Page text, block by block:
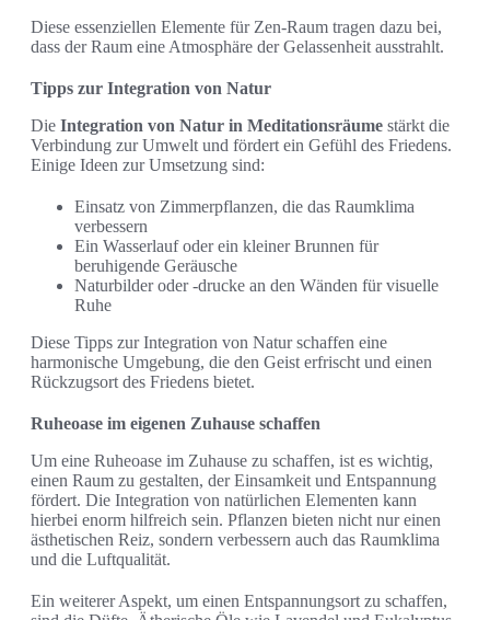
Diese essenziellen Elemente für Zen-Raum tragen dazu bei,
dass der Raum eine Atmosphäre der Gelassenheit ausstrahlt.
Tipps zur Integration von Natur
Die Integration von Natur in Meditationsräume stärkt die
Verbindung zur Umwelt und fördert ein Gefühl des Friedens.
Einige Ideen zur Umsetzung sind:
Einsatz von Zimmerpflanzen, die das Raumklima
verbessern
Ein Wasserlauf oder ein kleiner Brunnen für
beruhigende Geräusche
Naturbilder oder -drucke an den Wänden für visuelle
Ruhe
Diese Tipps zur Integration von Natur schaffen eine
harmonische Umgebung, die den Geist erfrischt und einen
Rückzugsort des Friedens bietet.
Ruheoase im eigenen Zuhause schaffen
Um eine Ruheoase im Zuhause zu schaffen, ist es wichtig,
einen Raum zu gestalten, der Einsamkeit und Entspannung
fördert. Die Integration von natürlichen Elementen kann
hierbei enorm hilfreich sein. Pflanzen bieten nicht nur einen
ästhetischen Reiz, sondern verbessern auch das Raumklima
und die Luftqualität.
Ein weiterer Aspekt, um einen Entspannungsort zu schaffen,